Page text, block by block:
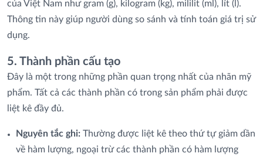
của Việt Nam như gram (g), kilogram (kg), mililit (ml), lít (l).
Thông tin này giúp người dùng so sánh và tính toán giá trị sử
dụng.
5. Thành phần cấu tạo
Đây là một trong những phần quan trọng nhất của nhãn mỹ
phẩm. Tất cả các thành phần có trong sản phẩm phải được
liệt kê đầy đủ.
Nguyên tắc ghi: Thường được liệt kê theo thứ tự giảm dần
về hàm lượng, ngoại trừ các thành phần có hàm lượng